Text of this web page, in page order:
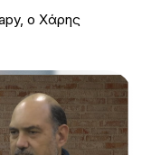
ο Χάρης